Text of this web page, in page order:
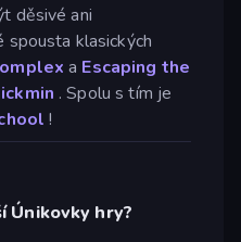
děsivé ani
spousta klasických
a Escaping the
. Spolu s tím je
!
Únikovky hry?